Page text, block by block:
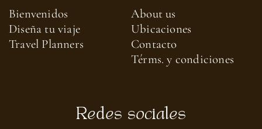
Bienvenidos
Diseña tu viaje
Travel Planners
About us​
Ubicaciones
Contacto
Térms. y condiciones
Redes sociales